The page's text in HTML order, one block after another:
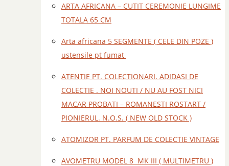
ARTA AFRICANA – CUTIT CEREMONIE LUNGIME
TOTALA 65 CM
Arta africana 5 SEGMENTE ( CELE DIN POZE )
ustensile pt fumat
ATENTIE PT. COLECTIONARI. ADIDASI DE
COLECTIE . NOI NOUTI / NU AU FOST NICI
MACAR PROBATI – ROMANESTI ROSTART /
PIONIERUL. N.O.S. ( NEW OLD STOCK )
ATOMIZOR PT. PARFUM DE COLECTIE VINTAGE
AVOMETRU MODEL 8 MK III ( MULTIMETRU )